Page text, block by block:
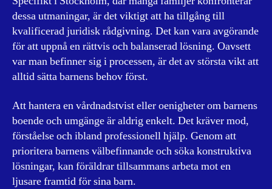
dessa utmaningar, är det viktigt att ha tillgång till
kvalificerad juridisk rådgivning. Det kan vara avgörande
för att uppnå en rättvis och balanserad lösning. Oavsett
var man befinner sig i processen, är det av största vikt att
alltid sätta barnens behov först.
Att hantera en vårdnadstvist eller oenigheter om barnens
boende och umgänge är aldrig enkelt. Det kräver mod,
förståelse och ibland professionell hjälp. Genom att
prioritera barnens välbefinnande och söka konstruktiva
lösningar, kan föräldrar tillsammans arbeta mot en
ljusare framtid för sina barn.